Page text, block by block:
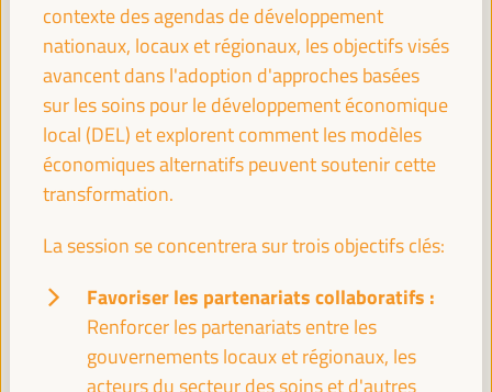
(FEMP)
Événement fermé
Sala Venecia -09:3011:00
11:00
11:0011:20
contexte des agendas de développement
nationaux, locaux et régionaux, les objectifs visés
avancent dans l'adoption d'approches basées
sur les soins pour le développement économique
local (DEL) et explorent comment les modèles
économiques alternatifs peuvent soutenir cette
transformation.
La session se concentrera sur trois objectifs clés:
Favoriser les partenariats collaboratifs :
Renforcer les partenariats entre les
gouvernements locaux et régionaux, les
acteurs du secteur des soins et d'autres